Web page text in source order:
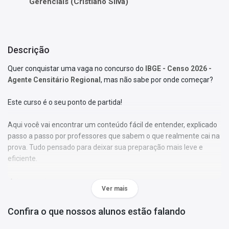
Descrição
Quer conquistar uma vaga no concurso do
IBGE - Censo 2026 -
Agente Censitário Regional , mas não sabe por onde começar?
Este curso é o seu ponto de partida!
Aqui você vai encontrar um conteúdo fácil de entender, explicado
passo a passo por professores que sabem o que realmente cai na
prova. Tudo pensado para deixar sua preparação mais leve e
eficiente.
Veja o que te espera:
acompanhadas de slides que ajudam a fixar o conteúdo;
Ver mais
Confira o que nossos alunos estão falando